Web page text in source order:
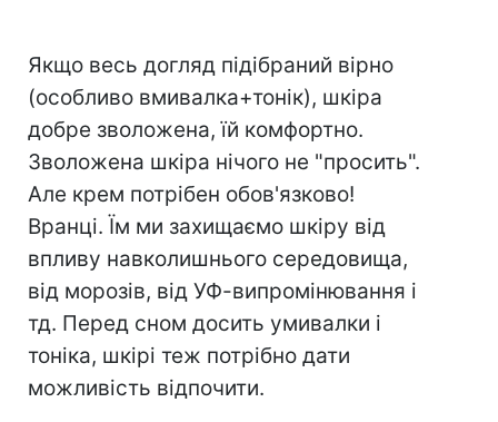
Якщо весь догляд підібраний вірно
(особливо вмивалка+тонік), шкіра
добре зволожена, їй комфортно.
Зволожена шкіра нічого не "просить".
Але крем потрібен обов'язково!
Вранці. Їм ми захищаємо шкіру від
впливу навколишнього середовища,
від морозів, від УФ-випромінювання і
тд. Перед сном досить умивалки і
тоніка, шкірі теж потрібно дати
можливість відпочити.